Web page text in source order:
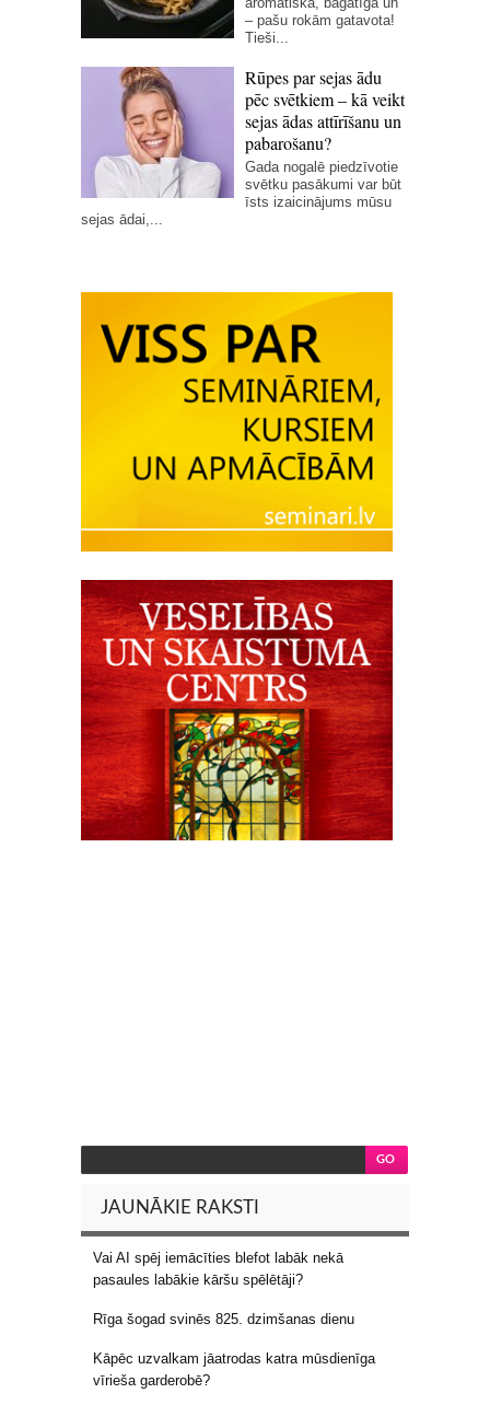
– pašu rokām gatavota!
Tieši...
Rūpes par sejas ādu
pēc svētkiem – kā veikt
sejas ādas attīrīšanu un
pabarošanu?
Gada nogalē piedzīvotie
svētku pasākumi var būt
īsts izaicinājums mūsu
sejas ādai,...
JAUNĀKIE RAKSTI
Vai AI spēj iemācīties blefot labāk nekā
pasaules labākie kāršu spēlētāji?
Rīga šogad svinēs 825. dzimšanas dienu
Kāpēc uzvalkam jāatrodas katra mūsdienīga
vīrieša garderobē?